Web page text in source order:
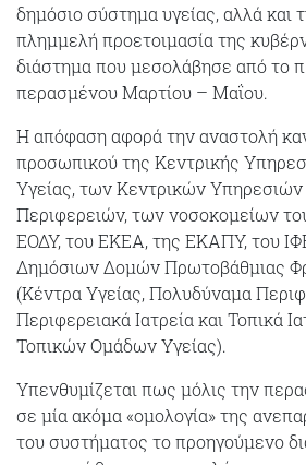
δημόσιο σύστημα υγείας, αλλά και
πλημμελή προετοιμασία της
διάστημα που μεσολάβησε από το
περασμένου Μαρτίου – Μαΐου.
Η απόφαση αφορά την αναστολή
προσωπικού της Κεντρικής
Υγείας, των Κεντρικών
Περιφερειών, των νοσοκομείων
ΕΟΔΥ, του ΕΚΕΑ, της ΕΚΑΠΥ, του
Δημόσιων Δομών Πρωτοβάθμιας
(Κέντρα Υγείας, Πολυδύναμα
Περιφερειακά Ιατρεία και Τοπικά
Τοπικών Ομάδων Υγείας).
Υπενθυμίζεται πως μόλις την
σε μία ακόμα «ομολογία» της
του συστήματος το προηγούμενο